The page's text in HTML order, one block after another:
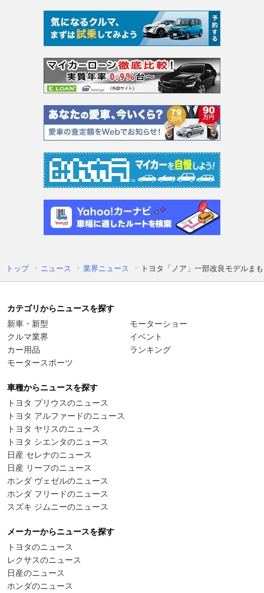
トップ ニュース 業界ニュース トヨタ「ノア」一部改良モデルま
カテゴリからニュースを探す
新車・新型
クルマ業界
カー用品
モータースポーツ
モーターショー
イベント
ランキング
車種からニュースを探す
トヨタ プリウスのニュース
トヨタ アルファードのニュース
トヨタ ヤリスのニュース
トヨタ シエンタのニュース
日産 セレナのニュース
日産 リーフのニュース
ホンダ ヴェゼルのニュース
ホンダ フリードのニュース
スズキ ジムニーのニュース
メーカーからニュースを探す
トヨタのニュース
レクサスのニュース
日産のニュース
ホンダのニュース